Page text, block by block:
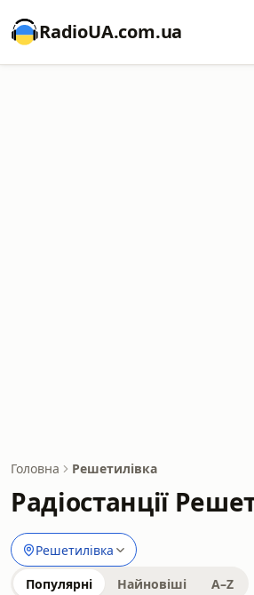
RadioUA.com.ua
Головна Решетилівка
Радіостанції
Решетилівка
Популярні Найновіші A–Z